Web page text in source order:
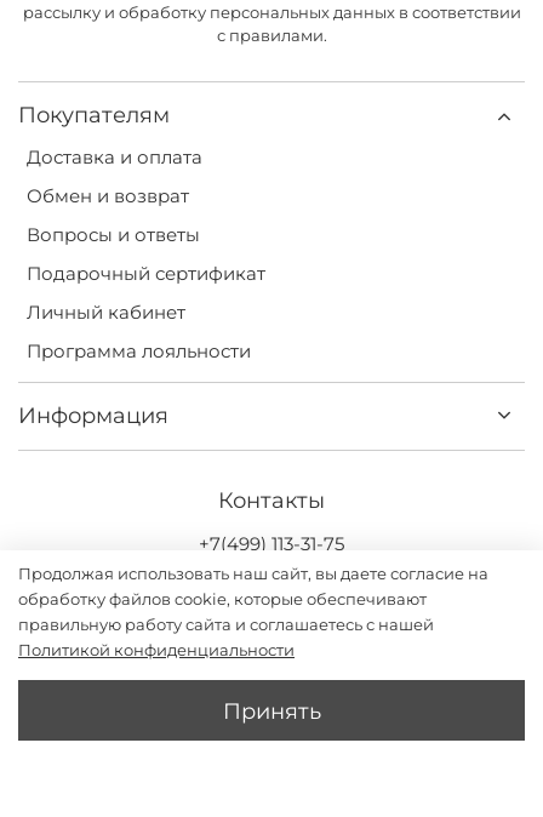
Покупателям
Доставка и оплата
Обмен и возврат
Вопросы и ответы
Подарочный сертификат
Личный кабинет
Программа лояльности
Информация
рассылку и обработку персональных данных в соответствии
с правилами.
Контакты
+7(499) 113-31-75
Darsi.studio - бренд женской одежды с дизайном и
производством в России. ИП Григорьев Илья Владимирович
2026
Продолжая использовать наш сайт, вы даете согласие на
обработку файлов cookie, которые обеспечивают
правильную работу сайта и соглашаетесь с нашей
Политикой конфиденциальности
Принять